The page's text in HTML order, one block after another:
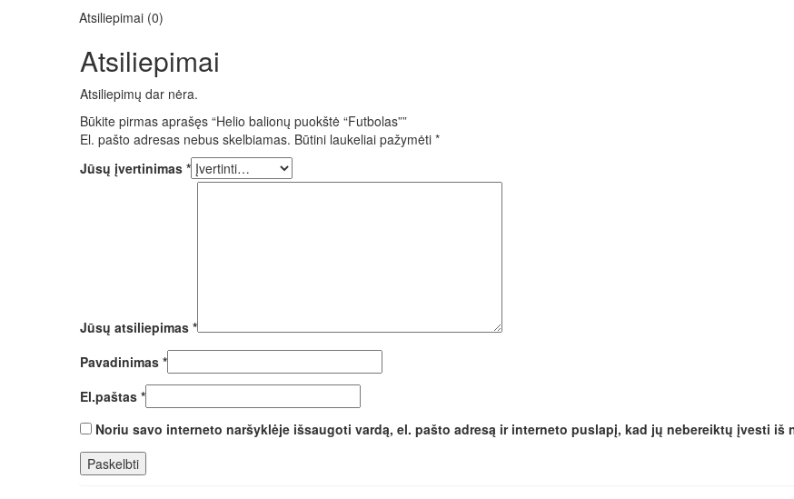
Atsiliepimai (0)
Atsiliepimai
Atsiliepimų dar nėra.
Būkite pirmas aprašęs “Helio balionų puokštė “Futbolas””
El. pašto adresas nebus skelbiamas. Būtini laukeliai pažymėti *
Jūsų įvertinimas *
Jūsų atsiliepimas *
Pavadinimas *
El.paštas *
Noriu savo interneto naršyklėje išsaugoti vardą, el. pašto adresą ir interneto puslapį, kad jų nebereiktų įvesti iš